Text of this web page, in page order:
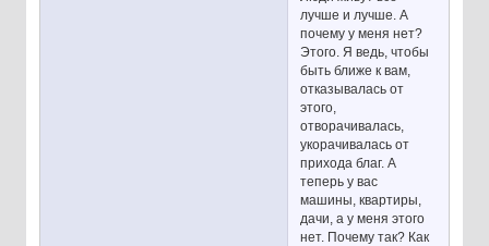
лучше и лучше. А
почему у меня нет?
Этого. Я ведь, чтобы
быть ближе к вам,
отказывалась от
этого,
отворачивалась,
укорачивалась от
прихода благ. А
теперь у вас
машины, квартиры,
дачи, а у меня этого
нет. Почему так? Как